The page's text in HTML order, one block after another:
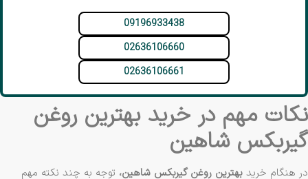
09196933438
02636106660
02636106661
مهم در خرید بهترین روغن
شاهین
هنگام خریدبهترین روغن گیربکس شاهین،توجه به چند نکته مهم